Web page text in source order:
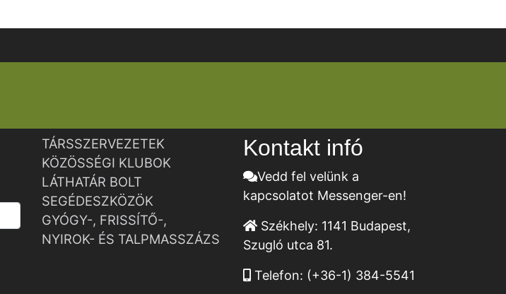
TÁRSSZERVEZETEK
KÖZÖSSÉGI KLUBOK
LÁTHATÁR BOLT
SEGÉDESZKÖZÖK
GYÓGY-, FRISSÍTŐ-,
NYIROK- ÉS TALPMASSZÁZS
Kontakt infó
Vedd fel velünk a
kapcsolatot Messenger-en!
Székhely: 1141 Budapest,
Szugló utca 81.
Telefon: (+36-1) 384-5541